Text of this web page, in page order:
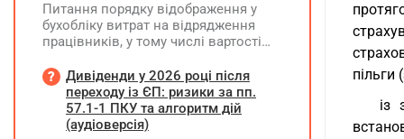
пільги
із
Питання порядку відображення у
бухобліку витрат на відрядження
працівників, у тому числі вартості
карткового рахунку працівника та
підтвердження таких операцій
первинними документами, належать
до компетенції Мінфіну
Дивіденди у 2026 році після
переходу із ЄП: ризики за пп.
57.1-1 ПКУ та алгоритм дій
(аудіоверсія)